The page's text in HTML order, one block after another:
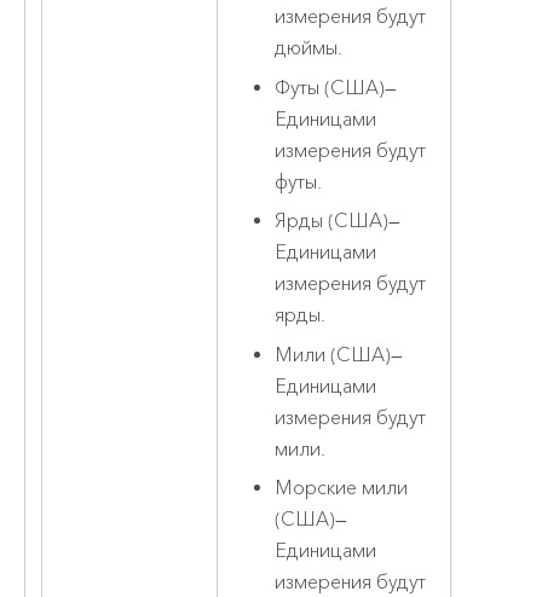
измерения будут
дюймы.
Футы (США)—
Единицами
измерения будут
футы.
Ярды (США)—
Единицами
измерения будут
ярды.
Мили (США)—
Единицами
измерения будут
мили.
Морские мили
(США)—
Единицами
измерения будут